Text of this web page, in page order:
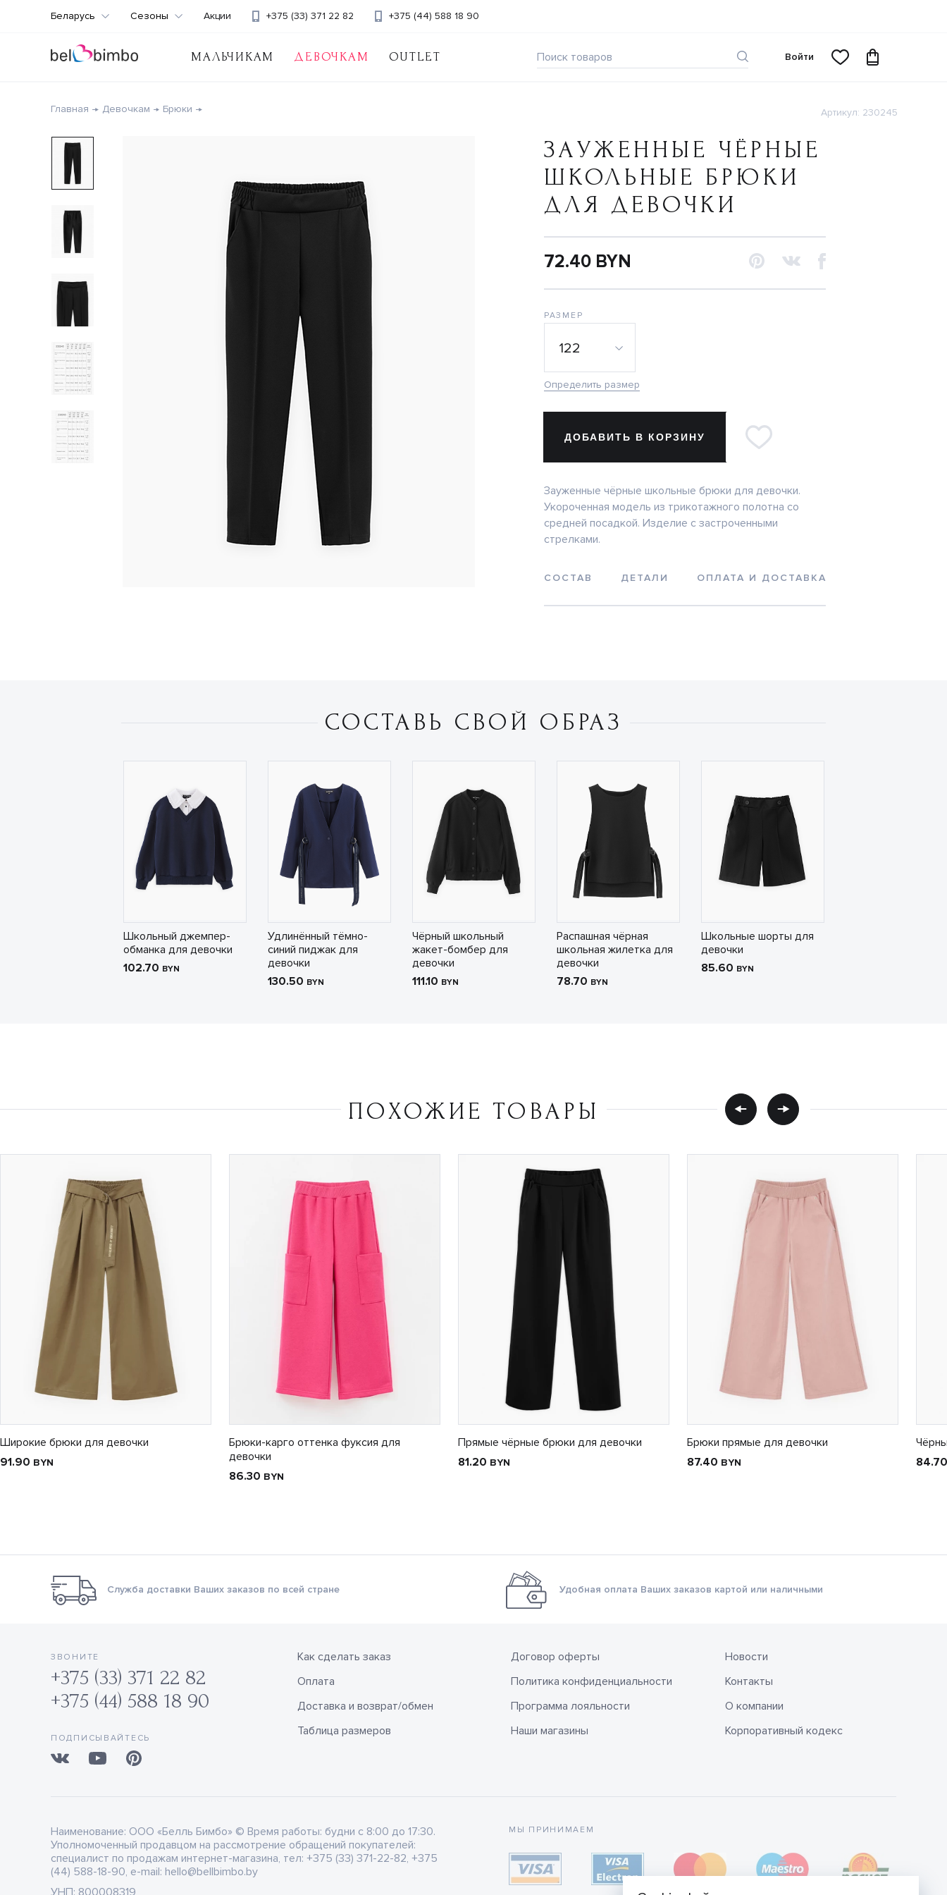
МАЛЬЧИКАМ ДЕВОЧКАМ OUTLET
+375 (33) 371 22 82 +375 (44) 588 18 90
Беларусь Сезоны Акции
Войти
Главная Девочкам Брюки Артикул: 230245
ЗАУЖЕННЫЕ ЧЁРНЫЕ
ШКОЛЬНЫЕ БРЮКИ
ДЛЯ ДЕВОЧКИ
72.40 BYN
РАЗМЕР
122
Определить размер
ДОБАВИТЬ В КОРЗИНУ
Зауженные чёрные школьные брюки для девочки.
Укороченная модель из трикотажного полотна со
средней посадкой. Изделие с застроченными
стрелками.
СОСТАВ ДЕТАЛИ ОПЛАТА И ДОСТАВКА
СОСТАВЬ СВОЙ ОБРАЗ
Школьный джемпер-
обманка для девочки
102.70 BYN
Удлинённый тёмно-
синий пиджак для
девочки
130.50 BYN
Чёрный школьный
жакет-бомбер для
девочки
111.10 BYN
Распашная чёрная
школьная жилетка для
девочки
78.70 BYN
Школьные шорты для
девочки
85.60 BYN
ПОХОЖИЕ ТОВАРЫ
Широкие брюки для девочки
91.90 BYN
Брюки-карго оттенка фуксия для
девочки
86.30 BYN
Прямые чёрные брюки для девочки
81.20 BYN
Брюки прямые для девочки
87.40 BYN
Служба доставки Ваших заказов по всей стране Удобная оплата Ваших заказов картой или наличными
ЗВОНИТЕ
+375 (33) 371 22 82
+375 (44) 588 18 90
ПОДПИСЫВАЙТЕСЬ
Как сделать заказ
Оплата
Доставка и возврат/обмен
Таблица размеров
Договор оферты
Политика конфиденциальности
Программа лояльности
Наши магазины
Новости
Контакты
О компании
Корпоративный кодекс
Наименование: ООО «Белль Бимбо» © Время работы: будни с 8:00 до 17:30.
Уполномоченный продавцом на рассмотрение обращений покупателей:
специалист по продажам интернет-магазина, тел: +375 (33) 371-22-82, +375
(44) 588-18-90, e-mail: hello@bellbimbo.by
МЫ ПРИНИМАЕМ